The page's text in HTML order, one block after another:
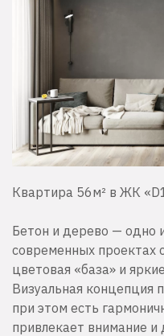
Квартира 56м² в ЖК
Бетон и дерево — одно
современных проектах
цветовая «база» и
Визуальная концепция
при этом есть
привлекает внимание и